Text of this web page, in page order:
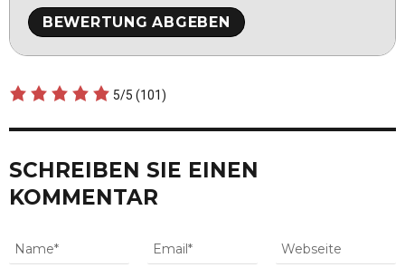
5/5 (101)
SCHREIBEN SIE EINEN
KOMMENTAR